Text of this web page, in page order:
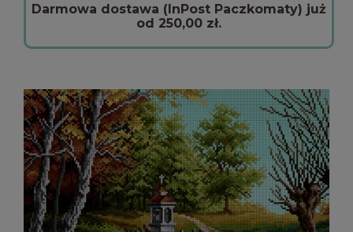
Darmowa dostawa (InPost Paczkomaty) już
od 250,00 zł.